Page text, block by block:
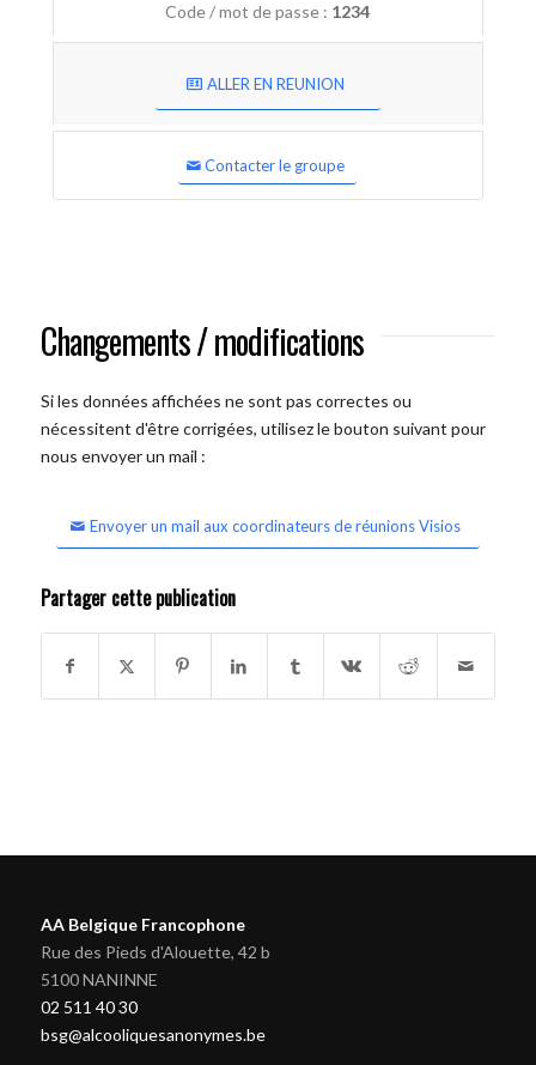
Code / mot de passe : 1234
ALLER EN REUNION
Contacter le groupe
Changements / modifications
Si les données affichées ne sont pas correctes ou
nécessitent d'être corrigées, utilisez le bouton suivant pour
nous envoyer un mail :
Envoyer un mail aux coordinateurs de réunions Visios
Partager cette publication
AA Belgique Francophone
Rue des Pieds d'Alouette, 42 b
5100 NANINNE
02 511 40 30
bsg@alcooliquesanonymes.be